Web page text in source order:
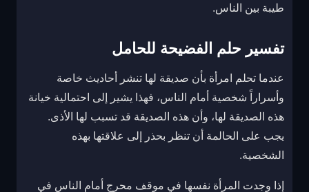
طيبة بين الناس.
تفسير حلم الفضيحة للحامل
عندما تحلم امرأة بأن صديقة لها تنشر أحاديث خاصة
وأسراراً شخصية أمام الناس، فهذا يشير إلى احتمالية خيانة
هذه الصديقة لها، وأن هذه الصديقة قد تسبب لها الأذى.
يجب على الحالمة أن تنظر بحذر إلى علاقتها بهذه
الشخصية.
إذا وجدت المرأة نفسها في موقف محرج أمام الناس في